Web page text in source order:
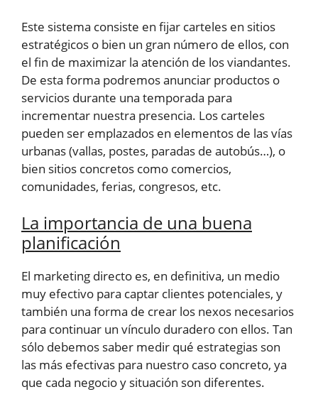
Este sistema consiste en fijar carteles en sitios
estratégicos o bien un gran número de ellos, con
el fin de maximizar la atención de los viandantes.
De esta forma podremos anunciar productos o
servicios durante una temporada para
incrementar nuestra presencia. Los carteles
pueden ser emplazados en elementos de las vías
urbanas (vallas, postes, paradas de autobús…), o
bien sitios concretos como comercios,
comunidades, ferias, congresos, etc.
La importancia de una buena
planificación
El marketing directo es, en definitiva, un medio
muy efectivo para captar clientes potenciales, y
también una forma de crear los nexos necesarios
para continuar un vínculo duradero con ellos. Tan
sólo debemos saber medir qué estrategias son
las más efectivas para nuestro caso concreto, ya
que cada negocio y situación son diferentes.